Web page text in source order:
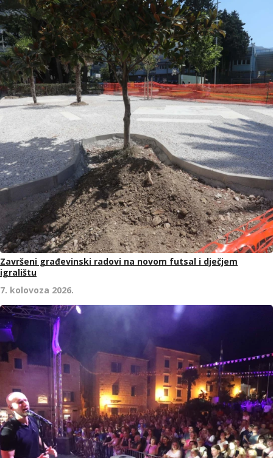
Završeni građevinski radovi na novom futsal i dječjem
igralištu
7. kolovoza 2026.